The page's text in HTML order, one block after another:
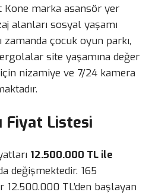
Kone marka asansör yer
alanları sosyal yaşamı
zamanda çocuk oyun parkı,
site yaşamına değer
nizamiye ve 7/24 kamera
Fiyat Listesi
12.500.000 TL ile
değişmektedir. 165
TL’den başlayan